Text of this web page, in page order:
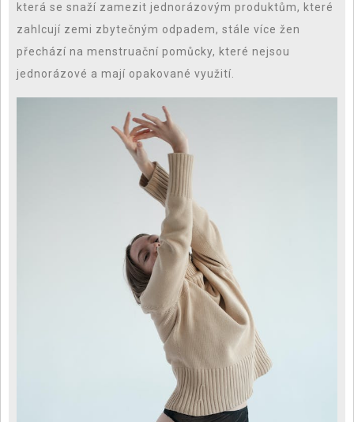
která se snaží zamezit jednorázovým produktům, které
zahlcují zemi zbytečným odpadem, stále více žen
přechází na menstruační pomůcky, které nejsou
jednorázové a mají opakované využití.